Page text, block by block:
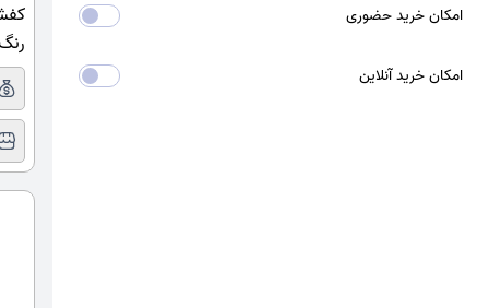
امکان خرید حضوری
امکان خرید آنلاین
رنگ